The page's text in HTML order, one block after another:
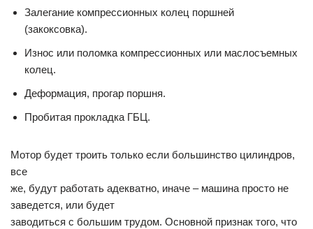
Залегание компрессионных колец поршней
(закоксовка).
Износ или поломка компрессионных или маслосъемных
колец.
Деформация, прогар поршня.
Пробитая прокладка ГБЦ.
Мотор будет троить только если большинство цилиндров,
все
же, будут работать адекватно, иначе – машина просто не
заведется, или будет
заводиться с большим трудом. Основной признак того, что